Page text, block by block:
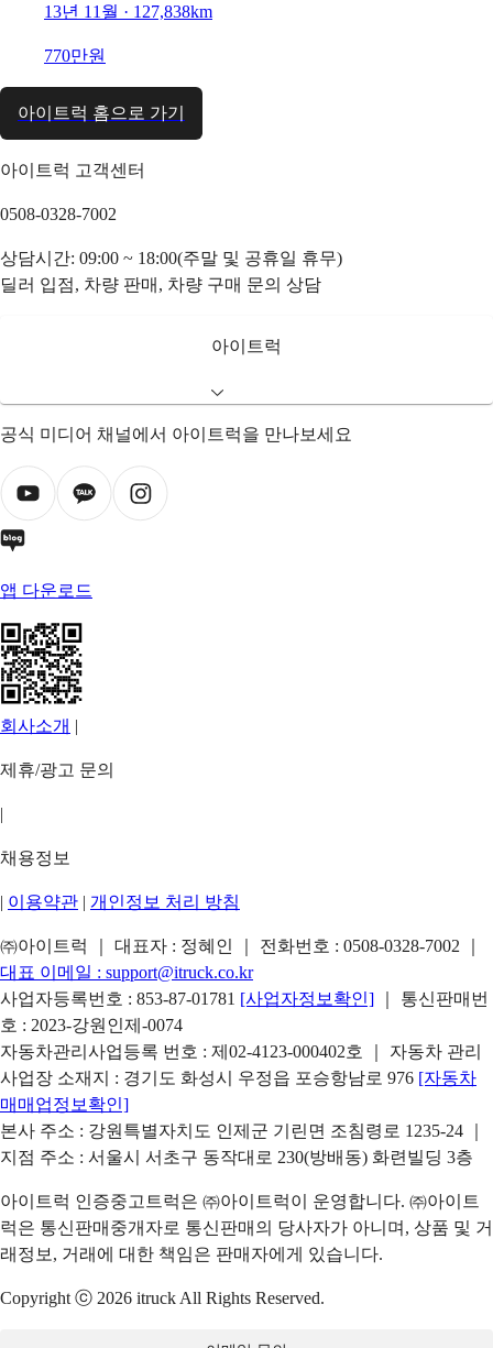
13년 11월 · 127,838km
770만원
아이트럭 홈으로 가기
아이트럭 고객센터
0508-0328-7002
상담시간: 09:00 ~ 18:00(주말 및 공휴일 휴무)
딜러 입점, 차량 판매, 차량 구매 문의 상담
아이트럭
공식 미디어 채널에서 아이트럭을 만나보세요
앱 다운로드
회사소개 |
제휴/광고 문의
|
채용정보
| 이용약관 | 개인정보 처리 방침
㈜아이트럭 ｜ 대표자 : 정혜인 ｜ 전화번호 : 0508-0328-7002
대표 이메일 : support@itruck.co.kr
사업자등록번호 : 853-87-01781 [사업자정보확인]
｜ 통신판매번
호 : 2023-강원인제-0074
자동차관리사업등록 번호 : 제02-4123-000402호 ｜ 자동차 관리
사업장 소재지 : 경기도 화성시 우정읍 포승항남로 976 [자동차
매매업정보확인]
본사 주소 : 강원특별자치도 인제군 기린면 조침령로 1235-24 ｜
지점 주소 : 서울시 서초구 동작대로 230(방배동) 화련빌딩 3층
아이트럭 인증중고트럭은 ㈜아이트럭이 운영합니다. ㈜아이트
럭은 통신판매중개자로 통신판매의 당사자가 아니며, 상품 및 거
래정보, 거래에 대한 책임은 판매자에게 있습니다.
Copyright ⓒ 2026 itruck All Rights Reserved.